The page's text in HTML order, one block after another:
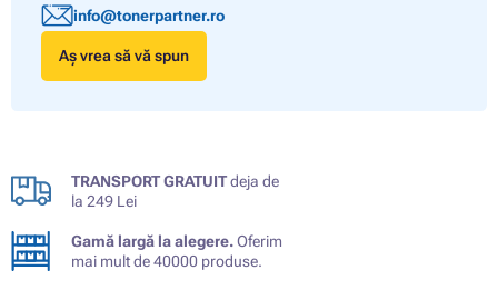
info@tonerpartner.ro
Aș vrea să vă spun
TRANSPORT GRATUITdeja de
la 249 Lei
Gamă largă la alegere.Oferim
mai mult de 40000 produse.